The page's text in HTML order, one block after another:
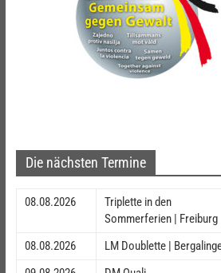
Die nächsten Termine
08.08.2026
Triplette in den
Sommerferien | Freiburg
08.08.2026
LM Doublette |